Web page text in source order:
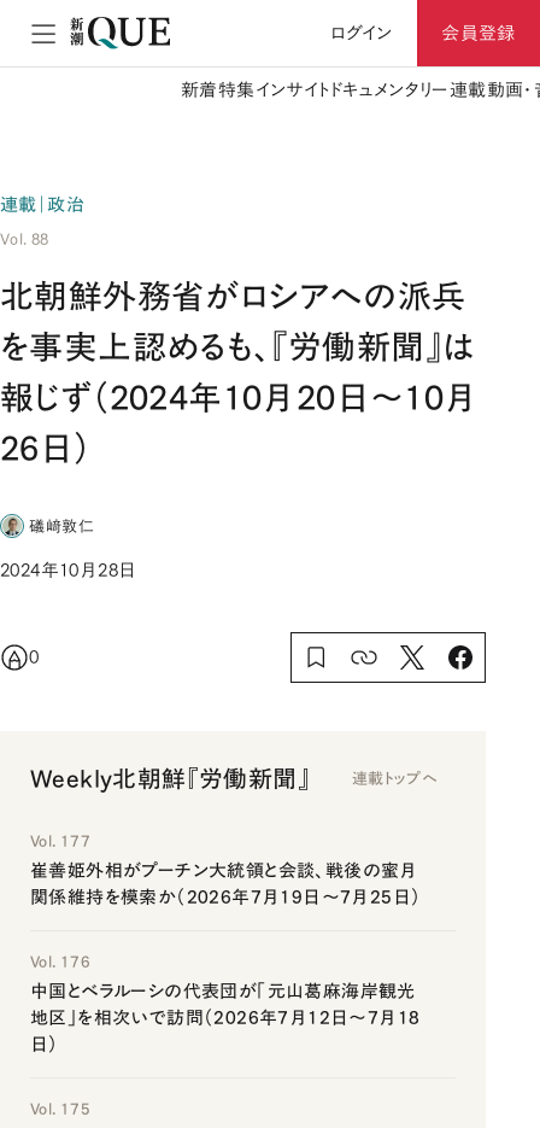
ログイン 会員登録
新着特集 インサイト ドキュメンタリー 連載動画
連載｜政治
Vol. 88
北朝鮮外務省がロシアへの派兵
を事実上認めるも、『労働新聞』は
報じず（2024年10月20日～10月
26日）
礒﨑敦仁
2024年10月28日
0
Weekly北朝鮮『労働新聞』 連載トップへ
Vol. 177
崔善姫外相がプーチン大統領と会談、戦後の蜜月
関係維持を模索か（2026年7月19日～7月25日）
Vol. 176
中国とベラルーシの代表団が「元山葛麻海岸観光
地区」を相次いで訪問（2026年7月12日～7月18
日）
Vol. 175